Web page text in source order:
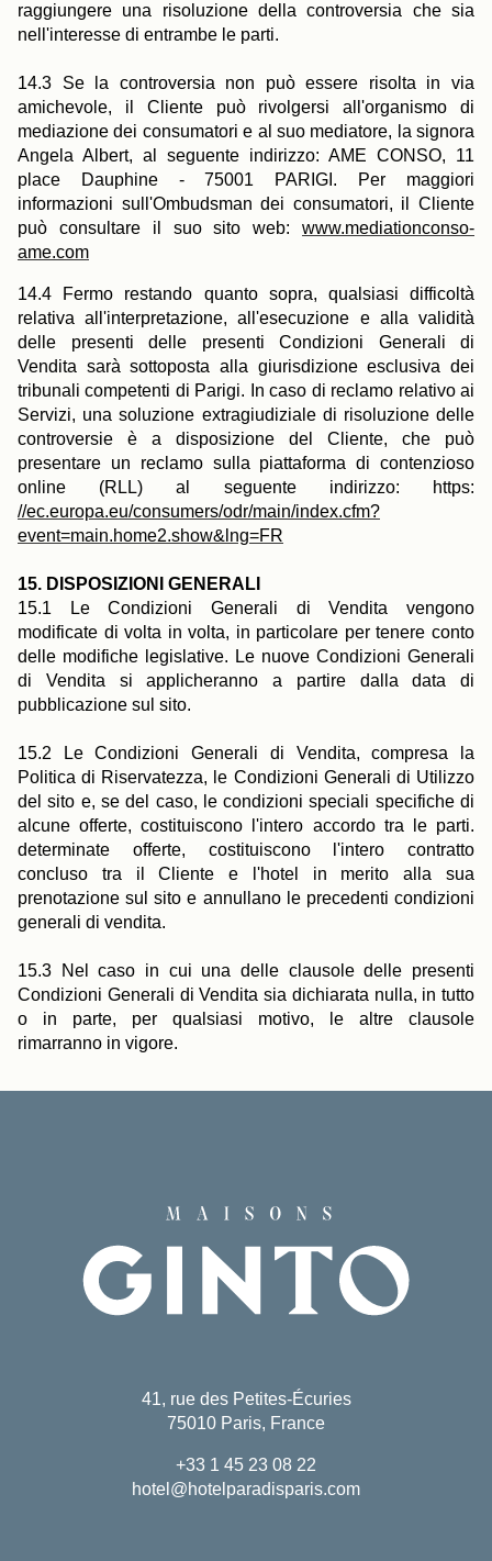
raggiungere una risoluzione della controversia che sia
nell'interesse di entrambe le parti.
14.3 Se la controversia non può essere risolta in via
amichevole, il Cliente può rivolgersi all'organismo di
mediazione dei consumatori e al suo mediatore, la signora
Angela Albert, al seguente indirizzo: AME CONSO, 11
place Dauphine - 75001 PARIGI. Per maggiori
informazioni sull'Ombudsman dei consumatori, il Cliente
può consultare il suo sito web: www.mediationconso-
ame.com
14.4 Fermo restando quanto sopra, qualsiasi difficoltà
relativa all'interpretazione, all'esecuzione e alla validità
delle presenti delle presenti Condizioni Generali di
Vendita sarà sottoposta alla giurisdizione esclusiva dei
tribunali competenti di Parigi. In caso di reclamo relativo ai
Servizi, una soluzione extragiudiziale di risoluzione delle
controversie è a disposizione del Cliente, che può
presentare un reclamo sulla piattaforma di contenzioso
online (RLL) al seguente indirizzo: https:
//ec.europa.eu/consumers/odr/main/index.cfm?
event=main.home2.show&lng=FR
15. DISPOSIZIONI GENERALI
15.1 Le Condizioni Generali di Vendita vengono
modificate di volta in volta, in particolare per tenere conto
delle modifiche legislative. Le nuove Condizioni Generali
di Vendita si applicheranno a partire dalla data di
pubblicazione sul sito.
15.2 Le Condizioni Generali di Vendita, compresa la
Politica di Riservatezza, le Condizioni Generali di Utilizzo
del sito e, se del caso, le condizioni speciali specifiche di
alcune offerte, costituiscono l'intero accordo tra le parti.
determinate offerte, costituiscono l'intero contratto
concluso tra il Cliente e l'hotel in merito alla sua
prenotazione sul sito e annullano le precedenti condizioni
generali di vendita.
15.3 Nel caso in cui una delle clausole delle presenti
Condizioni Generali di Vendita sia dichiarata nulla, in tutto
o in parte, per qualsiasi motivo, le altre clausole
rimarranno in vigore.
41, rue des Petites-Écuries
75010 Paris, France
+33 1 45 23 08 22
hotel@hotelparadisparis.com